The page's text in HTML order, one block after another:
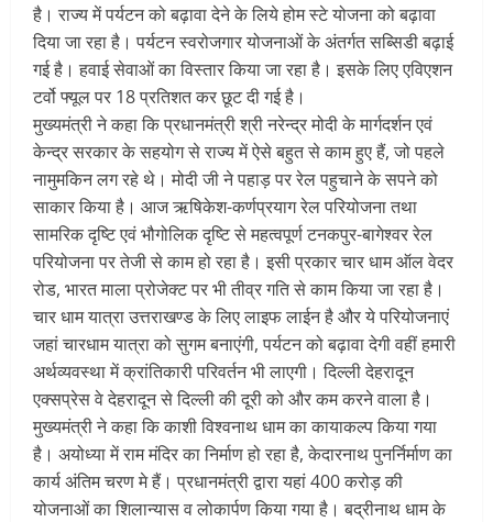
है। राज्य में पर्यटन को बढ़ावा देने के लिये होम स्टे योजना को बढ़ावा
दिया जा रहा है। पर्यटन स्वरोजगार योजनाओं के अंतर्गत सब्सिडी बढ़ाई
गई है। हवाई सेवाओं का विस्तार किया जा रहा है। इसके लिए एविएशन
टर्वो फ्यूल पर 18 प्रतिशत कर छूट दी गई है।
मुख्यमंत्री ने कहा कि प्रधानमंत्री श्री नरेन्द्र मोदी के मार्गदर्शन एवं
केन्द्र सरकार के सहयोग से राज्य में ऐसे बहुत से काम हुए हैं, जो पहले
नामुमकिन लग रहे थे। मोदी जी ने पहाड़ पर रेल पहुचाने के सपने को
साकार किया है। आज ऋषिकेश-कर्णप्रयाग रेल परियोजना तथा
सामरिक दृष्टि एवं भौगोलिक दृष्टि से महत्वपूर्ण टनकपुर-बागेश्वर रेल
परियोजना पर तेजी से काम हो रहा है। इसी प्रकार चार धाम ऑल वेदर
रोड, भारत माला प्रोजेक्ट पर भी तीव्र गति से काम किया जा रहा है।
चार धाम यात्रा उत्तराखण्ड के लिए लाइफ लाईन है और ये परियोजनाएं
जहां चारधाम यात्रा को सुगम बनाएंगी, पर्यटन को बढ़ावा देगी वहीं हमारी
अर्थव्यवस्था में क्रांतिकारी परिवर्तन भी लाएगी। दिल्ली देहरादून
एक्सप्रेस वे देहरादून से दिल्ली की दूरी को और कम करने वाला है।
मुख्यमंत्री ने कहा कि काशी विश्वनाथ धाम का कायाकल्प किया गया
है। अयोध्या में राम मंदिर का निर्माण हो रहा है, केदारनाथ पुनर्निर्माण का
कार्य अंतिम चरण मे हैं। प्रधानमंत्री द्वारा यहां 400 करोड़ की
योजनाओं का शिलान्यास व लोकार्पण किया गया है। बद्रीनाथ धाम के